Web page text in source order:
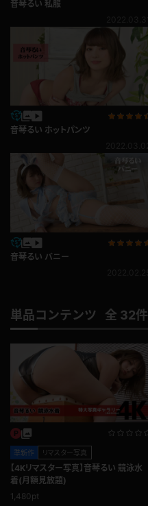
音琴るい 私服
音琴るい ホットパンツ
音琴るい バニー
単品コンテンツ 全 32件
準新作 リマスター写真
【4Kリマスター写真】音琴るい 競泳水
着(月額見放題)
1,480pt